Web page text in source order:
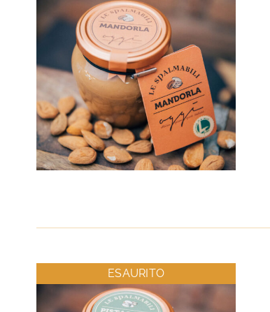
ESAURITO